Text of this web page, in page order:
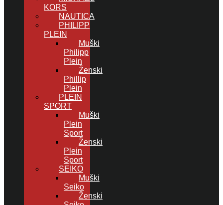
KORS
NAUTICA
PHILIPP
PLEIN
Muški
Philipp
Plein
Ženski
Phillip
Plein
PLEIN
SPORT
Muški
Plein
Sport
Ženski
Plein
Sport
SEIKO
Muški
Seiko
Ženski